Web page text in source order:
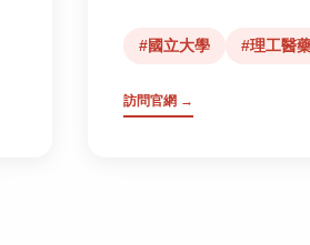
#國立大學 #理工醫
訪問官網 →